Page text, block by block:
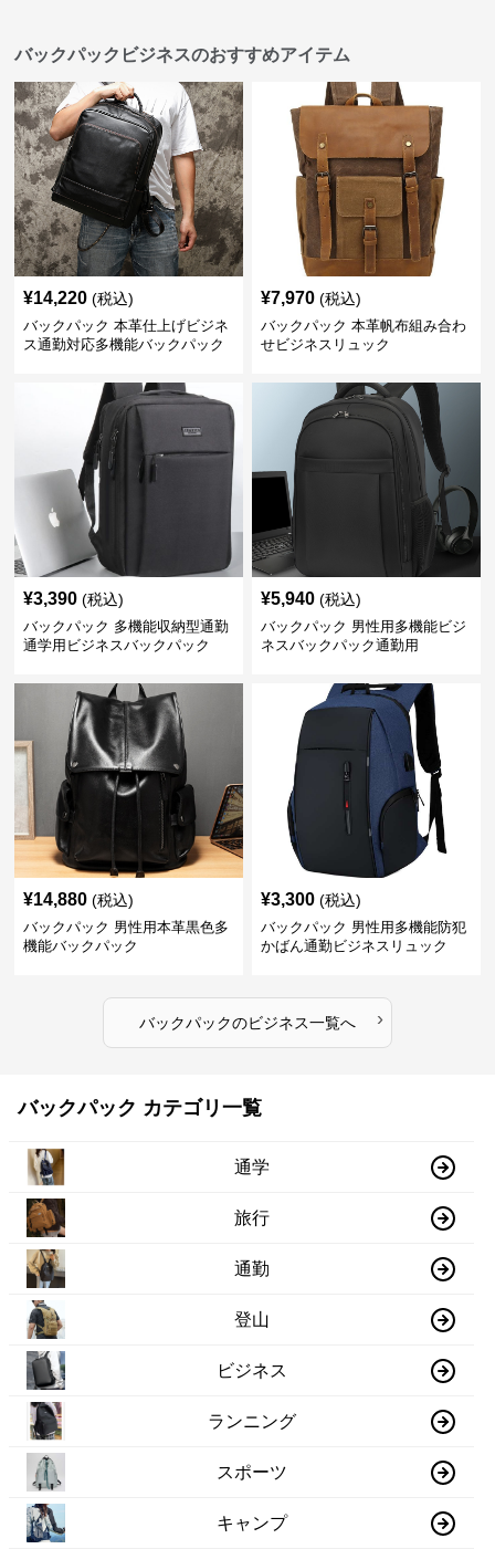
バックパックビジネスのおすすめアイテム
¥14,220 (税込)
バックパック 本革仕上げビジネ
ス通勤対応多機能バックパック
¥7,970 (税込)
バックパック 本革帆布組み合わ
せビジネスリュック
¥3,390 (税込)
バックパック 多機能収納型通勤
通学用ビジネスバックパック
¥5,940 (税込)
バックパック 男性用多機能ビジ
ネスバックパック通勤用
¥14,880 (税込)
バックパック 男性用本革黒色多
機能バックパック
¥3,300 (税込)
バックパック 男性用多機能防犯
かばん通勤ビジネスリュック
バックパックのビジネス一覧へ ›
バックパック カテゴリ一覧
通学
旅行
通勤
登山
ビジネス
ランニング
スポーツ
キャンプ